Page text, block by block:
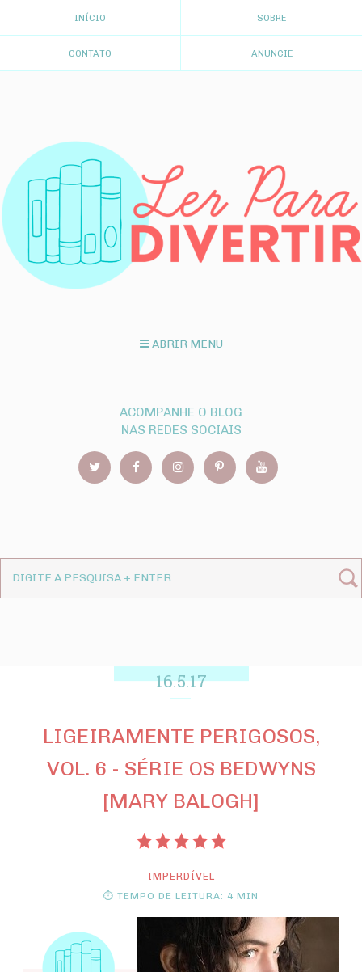
INÍCIO SOBRE
CONTATO ANUNCIE
ABRIR MENU
ACOMPANHE O BLOG
NAS REDES SOCIAIS
16.5.17
LIGEIRAMENTE PERIGOSOS,
VOL. 6 - SÉRIE OS BEDWYNS
[MARY BALOGH]
IMPERDÍVEL
⏱ TEMPO DE LEITURA: 4 MIN